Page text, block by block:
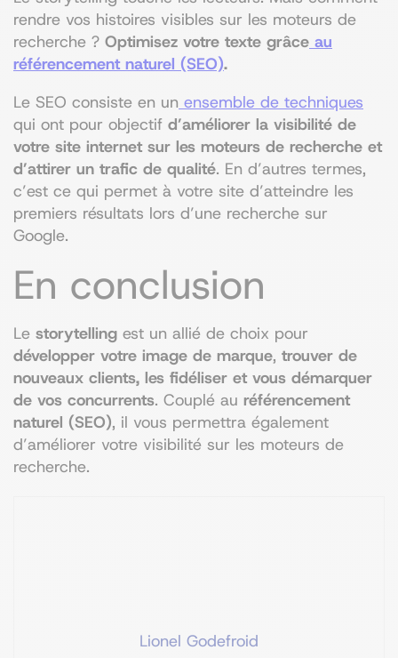
rendre vos histoires visibles sur les moteurs de
recherche ? Optimisez votre texte grâce au
référencement naturel (SEO).
Le SEO consiste en un ensemble de techniques
qui ont pour objectif d’améliorer la visibilité de
votre site internet sur les moteurs de recherche et
d’attirer un trafic de qualité. En d’autres termes,
c’est ce qui permet à votre site d’atteindre les
premiers résultats lors d’une recherche sur
Google.
En conclusion
Le storytelling est un allié de choix pour
développer votre image de marque, trouver de
nouveaux clients, les fidéliser et vous démarquer
de vos concurrents. Couplé au référencement
naturel (SEO), il vous permettra également
d’améliorer votre visibilité sur les moteurs de
recherche.
Lionel Godefroid